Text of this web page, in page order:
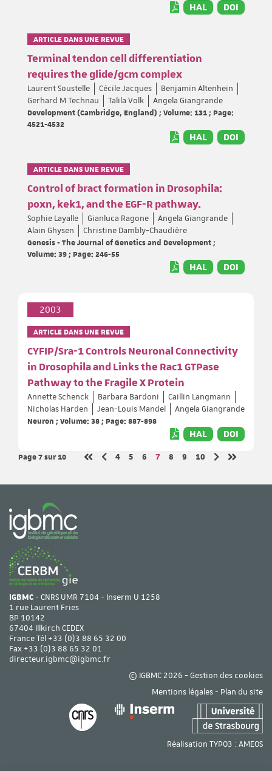
HAL DOI
ARTICLE DANS UNE REVUE
Terminal tendon cell differentiation
requires the glide/gcm complex
Laurent Soustelle Cécile Jacques
Benjamin Altenhein
Gerhard M Technau
Talila Volk
Angela Giangrande
Development (Cambridge, England) ; Volume: 131 ; Page:
4521-4532
HAL DOI
ARTICLE DANS UNE REVUE
Control of bract formation in Drosophila:
poxn, kek1, and the EGF-R pathway.
Sophie Layalle Gianluca Ragone
Angela Giangrande
Alain Ghysen
Christine Dambly-Chaudière
Genesis - The Journal of Genetics and Development ;
Volume: 39 ; Page: 246-55
HAL DOI
2003
ARTICLE DANS UNE REVUE
CYFIP/Sra-1 Controls Neuronal Connectivity
in Drosophila and Links the Rac1 GTPase
Pathway to the Fragile X Protein
Annette Schenck Barbara Bardoni
Caillin Langmann
Nicholas Harden
Jean-Louis Mandel
Angela Giangrande
Neuron ; Volume: 38 ; Page: 887-898
HAL DOI
Page 7sur 10
Page
4 Page
5 Page
6 Page
7 Page
8 Page
9 Page
10
IGBMC- CNRS UMR 7104 - Inserm U 1258
1 rue Laurent Fries
BP 10142
67404 Illkirch CEDEX
France Tél +33 (0)3 88 65 32 00
Fax +33 (0)3 88 65 32 01
directeur.igbmc@igbmc.fr
© IGBMC 2026 - Gestion des cookies
Mentions légales- Plan du site
Réalisation TYPO3 : AMEOS